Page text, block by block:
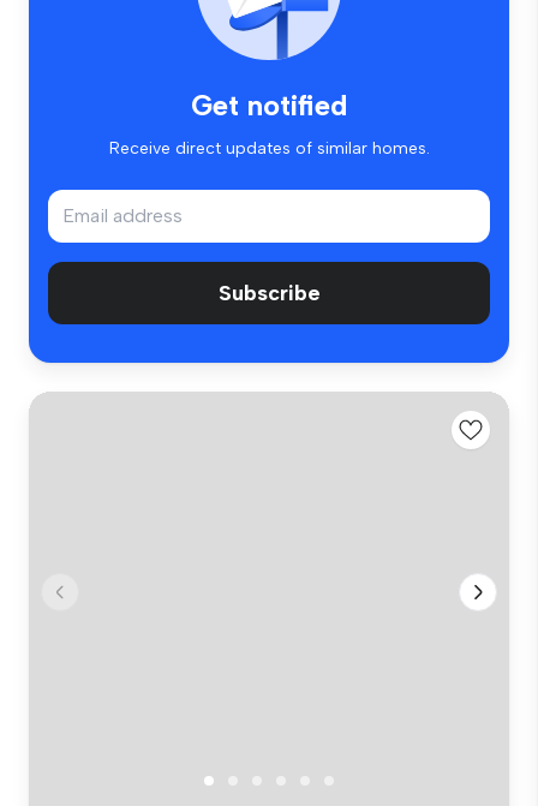
Get notified
Receive direct updates of similar homes.
Subscribe